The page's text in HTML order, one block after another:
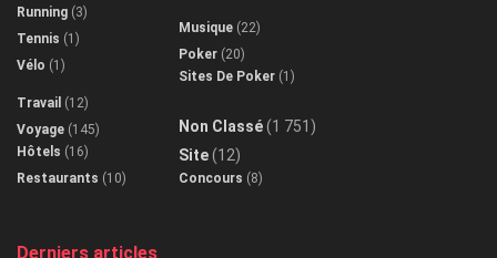
Running (3)
Tennis (1)
Vélo (1)
Travail (12)
Voyage (145)
Hôtels (16)
Restaurants (10)
Musique (22)
Poker (20)
Sites De Poker (1)
Non Classé(1 751)
Site(12)
Concours (8)
Derniers articles